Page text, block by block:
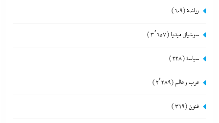
رياضة(609)
سوشيال ميديا (3٬657)
سياسة(228)
عرب و عالم (2٬289)
فنون (319)